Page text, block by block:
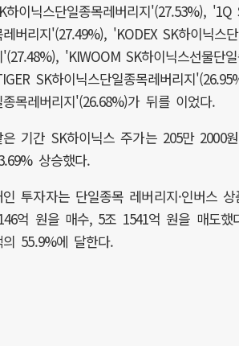
하이닉스단일종목레버리지'(27.53%), '1Q
버리지'(27.49%), 'KODEX SK하이닉스
'KIWOOM SK하이닉스선물단
SK하이닉스단일종목레버리지
종목레버리지'(26.68%)가 뒤를 이었다.
은 기간 SK하이닉스 주가는 205만 2000
상승했다.
인 투자자는 단일종목 레버리지·인버스
억 원을 매수, 5조 1541억 원을 매도
의 55.9%에 달한다.